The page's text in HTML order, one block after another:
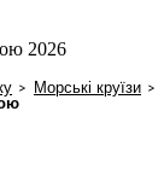
2026
Морські круїзи